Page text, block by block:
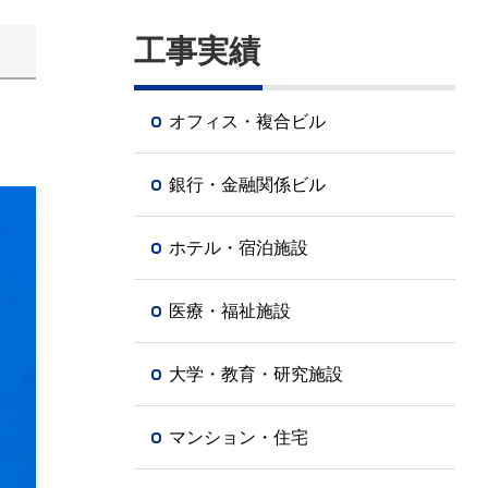
工事実績
オフィス・複合ビル
銀行・金融関係ビル
ホテル・宿泊施設
医療・福祉施設
大学・教育・研究施設
マンション・住宅